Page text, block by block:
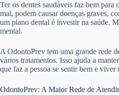
Ter os dentes saudáveis faz bem para
mal, podem causar doenças graves,
um plano dental é investir na saúde.
mental.
A OdontoPrev tem uma grande rede
vários tratamentos. Isso ajuda a
que faz a pessoa se sentir bem e viver
OdontoPrev: A Maior Rede de